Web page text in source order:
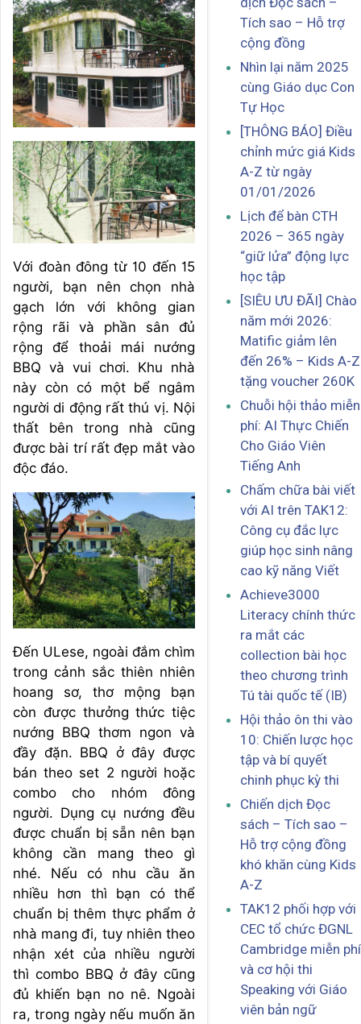
Với đoàn đông từ 10 đến 15
người, bạn nên chọn nhà
gạch lớn với không gian
rộng rãi và phần sân đủ
rộng để thoải mái nướng
BBQ và vui chơi. Khu nhà
này còn có một bể ngâm
người di động rất thú vị. Nội
thất bên trong nhà cũng
được bài trí rất đẹp mắt vào
độc đáo.
Đến ULese, ngoài đắm chìm
trong cảnh sắc thiên nhiên
hoang sơ, thơ mộng bạn
còn được thưởng thức tiệc
nướng BBQ thơm ngon và
đầy đặn. BBQ ở đây được
bán theo set 2 người hoặc
combo cho nhóm đông
người. Dụng cụ nướng đều
được chuẩn bị sẵn nên bạn
không cần mang theo gì
nhé. Nếu có nhu cầu ăn
nhiều hơn thì bạn có thể
chuẩn bị thêm thực phẩm ở
nhà mang đi, tuy nhiên theo
nhận xét của nhiều người
thì combo BBQ ở đây cũng
đủ khiến bạn no nê. Ngoài
ra, trong ngày nếu muốn ăn
Tích sao – Hỗ trợ
cộng đồng
Nhìn lại năm 2025
cùng Giáo dục Con
Tự Học
[THÔNG BÁO] Điều
chỉnh mức giá Kids
A-Z từ ngày
01/01/2026
Lịch để bàn CTH
2026 – 365 ngày
“giữ lửa” động lực
học tập
[SIÊU ƯU ĐÃI] Chào
năm mới 2026:
Matific giảm lên
đến 26% – Kids A-Z
tặng voucher 260K
Chuỗi hội thảo miễn
phí: AI Thực Chiến
Cho Giáo Viên
Tiếng Anh
Chấm chữa bài viết
với AI trên TAK12:
Công cụ đắc lực
giúp học sinh nâng
cao kỹ năng Viết
Achieve3000
Literacy chính thức
ra mắt các
collection bài học
theo chương trình
Tú tài quốc tế (IB)
Hội thảo ôn thi vào
10: Chiến lược học
tập và bí quyết
chinh phục kỳ thi
Chiến dịch Đọc
sách – Tích sao –
Hỗ trợ cộng đồng
khó khăn cùng Kids
A-Z
TAK12 phối hợp với
CEC tổ chức ĐGNL
Cambridge miễn phí
và cơ hội thi
Speaking với Giáo
viên bản ngữ